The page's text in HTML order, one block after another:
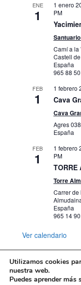
ENE
1
1 enero
PM
Camí a la
Castell
España
965 88
FEB
1
1 febrero
Cava
Cava
Agres
España
FEB
1
1 febrero
PM
TORRE
Torre
Carrer de
España
965 14
Ver calendario
Mapa web
Utilizamos cookies
nuestra web.
Puedes aprender